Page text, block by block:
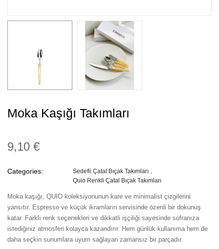
Moka Kaşığı Takımları
9,10 €
Categories:
Sedefli Çatal Bıçak Takımları
Quio Renkli Çatal Bıçak Takımları
Moka kaşığı, QUIO koleksiyonunun kare ve minimalist çizgilerini
yansıtır. Espresso ve küçük ikramların servisinde özenli bir dokunuş
katar. Farklı renk seçenekleri ve dikkatli işçiliği sayesinde sofranıza
istediğiniz atmosferi kolayca kazandırır. Hem günlük kullanıma hem de
daha seçkin sunumlara uyum sağlayan zamansız bir parçadır.